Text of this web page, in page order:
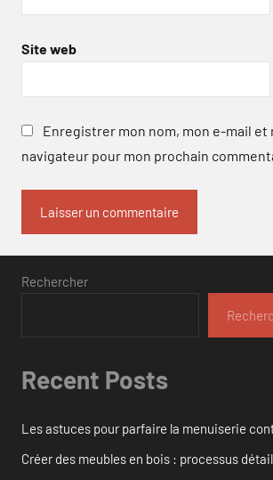
Site web
Enregistrer mon nom, mon e-mail et
navigateur pour mon prochain
Rechercher
Recent Posts
Les astuces pour parfaire la menuiserie
Créer des meubles en bois : processus